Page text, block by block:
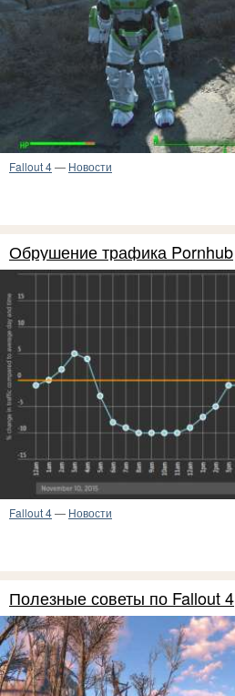
Fallout 4— Новости
Обрушение трафика Pornhub
Fallout 4— Новости
Полезные советы по Fallout 4